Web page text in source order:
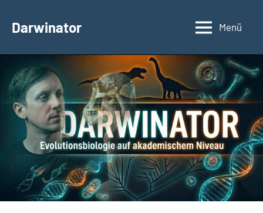
InhaltDarwinator
Evolutionsbiologie
Menü